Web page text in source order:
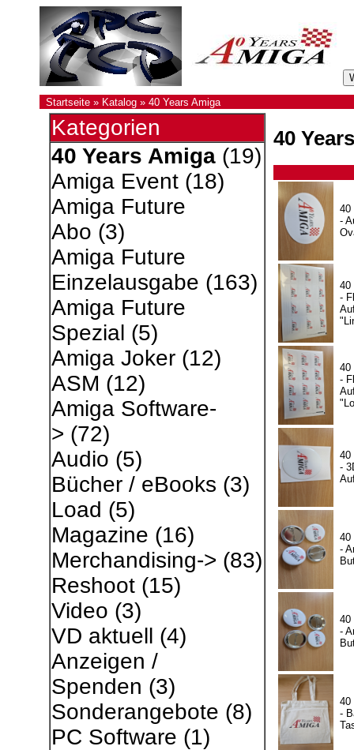
Startseite » Katalog » 40 Years Amiga
Kategorien
40 Years Amiga(19)
Amiga Event(18)
Amiga Future
Abo (3)
Amiga Future
Einzelausgabe (163)
Amiga Future
Spezial (5)
Amiga Joker(12)
ASM (12)
Amiga Software-
> (72)
Audio (5)
Bücher / eBooks (3)
Load (5)
Magazine (16)
Merchandising-> (83)
Reshoot(15)
Video (3)
VD aktuell (4)
Anzeigen /
Spenden (3)
Sonderangebote (8)
PC Software (1)
40
40
-
40
-
40
-
40
-
40
-
40
-
40
-